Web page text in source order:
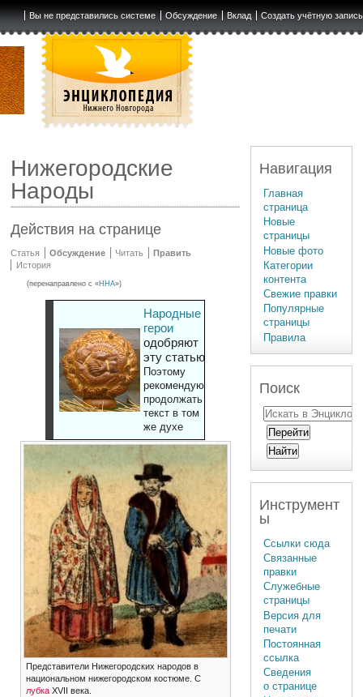
Вы не представились системе Обсуждение Вклад Создать учётную запись
Нижегородские
Народы
Действия на странице
Статья Обсуждение Читать
Править
История
(перенаправлено с «ННА»)
Народные
герои
одобряют
эту статью
Поэтому
рекомендуют
продолжать
текст в том
же духе
Представители Нижегородских народов в
национальном нижегородском костюме. С
лубкаXVII века.
Навигация
Главная
страница
Новые
страницы
Новые фото
Категории
контента
Свежие правки
Популярные
страницы
Правила
Поиск
Инструмент
ы
Ссылки сюда
Связанные
правки
Служебные
страницы
Версия для
печати
Постоянная
ссылка
Сведения
о странице